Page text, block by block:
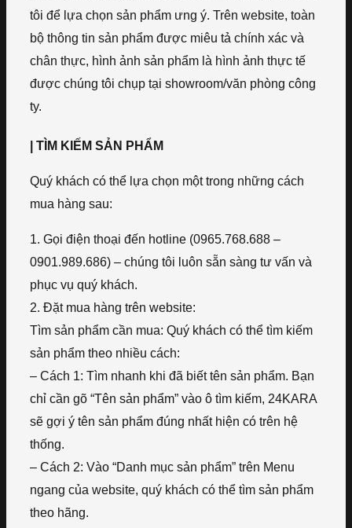
tôi để lựa chọn sản phẩm ưng ý. Trên website, toàn
bộ thông tin sản phẩm được miêu tả chính xác và
chân thực, hình ảnh sản phẩm là hình ảnh thực tế
được chúng tôi chụp tại showroom/văn phòng công
ty.
| TÌM KIẾM SẢN PHẨM
Quý khách có thể lựa chọn một trong những cách
mua hàng sau:
1. Gọi điện thoại đến hotline (0965.768.688 –
0901.989.686) – chúng tôi luôn sẵn sàng tư vấn và
phục vụ quý khách.
2. Đặt mua hàng trên website:
Tìm sản phẩm cần mua: Quý khách có thể tìm kiếm
sản phẩm theo nhiều cách:
– Cách 1: Tìm nhanh khi đã biết tên sản phẩm. Bạn
chỉ cần gõ “Tên sản phẩm” vào ô tìm kiếm, 24KARA
sẽ gợi ý tên sản phẩm đúng nhất hiện có trên hệ
thống.
– Cách 2: Vào “Danh mục sản phẩm” trên Menu
ngang của website, quý khách có thể tìm sản phẩm
theo hãng.